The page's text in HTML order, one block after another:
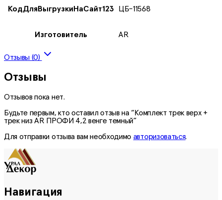
КодДляВыгрузкиНаСайт123 ЦБ-11568
Изготовитель AR
Отзывы (0)
Отзывы
Отзывов пока нет.
Будьте первым, кто оставил отзыв на “Комплект трек верх +
трек низ AR ПРОФИ 4,2 венге темный”
Для отправки отзыва вам необходимо авторизоваться.
Навигация